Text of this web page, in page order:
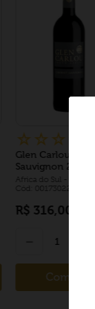
☆ ☆ ☆
Glen Carlou
Sauvignon 2022
Africa do Sul - 2022
Cód: 00173022
R$ 316,00
Comprar